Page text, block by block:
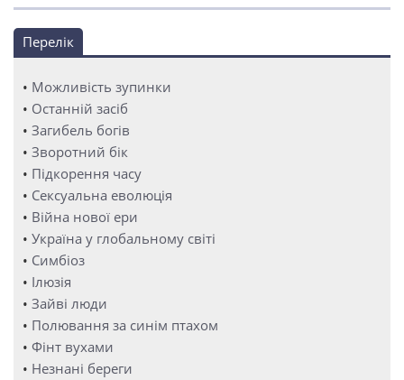
Перелік
• Можливість зупинки
• Останній засіб
• Загибель богів
• Зворотний бік
• Підкорення часу
• Сексуальна еволюція
• Війна нової ери
• Україна у глобальному світі
• Симбіоз
• Ілюзія
• Зайві люди
• Полювання за синім птахом
• Фінт вухами
• Незнані береги